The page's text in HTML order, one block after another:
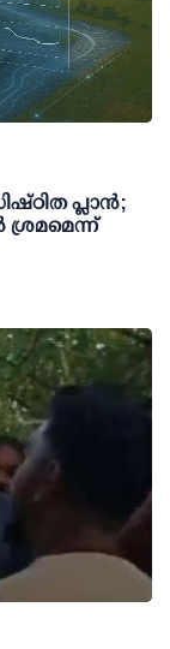
പ്ലാന്‍;
ശ്രമമെന്ന്